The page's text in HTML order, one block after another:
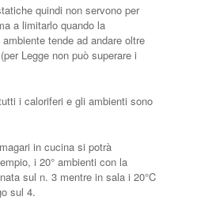
quindi non servono per
a limitarlo quando la
tende ad andare oltre
Legge non può superare i
i caloriferi e gli ambienti sono
in cucina si potrà
i 20° ambienti con la
sul n. 3 mentre in sala i 20°C
sul 4.